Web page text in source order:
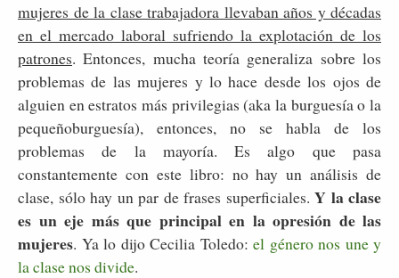
mujeres de la clase trabajadora llevaban años y décadas
en el mercado laboral sufriendo la explotación de los
patrones. Entonces, mucha teoría generaliza sobre los
problemas de las mujeres y lo hace desde los ojos de
alguien en estratos más privilegias (aka la burguesía o la
pequeñoburguesía), entonces, no se habla de los
problemas de la mayoría. Es algo que pasa
constantemente con este libro: no hay un análisis de
clase, sólo hay un par de frases superficiales. Y la clase
es un eje más que principal en la opresión de las
mujeres. Ya lo dijo Cecilia Toledo: el género nos une y
la clase nos divide.